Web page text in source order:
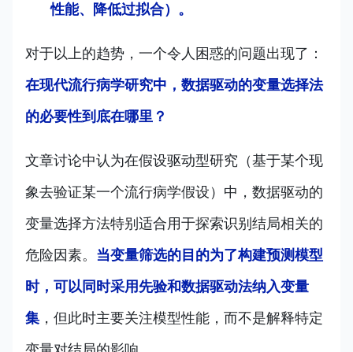
性能、降低过拟合）。
对于以上的趋势，一个令人困惑的问题出现了：
在现代流行病学研究中，数据驱动的变量选择法
的必要性到底在哪里？
文章讨论中认为在假设驱动型研究（基于某个现
象去验证某一个流行病学假设）中，数据驱动的
变量选择方法特别适合用于探索识别结局相关的
危险因素。 当变量筛选的目的为了构建预测模型
时，可以同时采用先验和数据驱动法纳入变量
集 ，但此时主要关注模型性能，而不是解释特定